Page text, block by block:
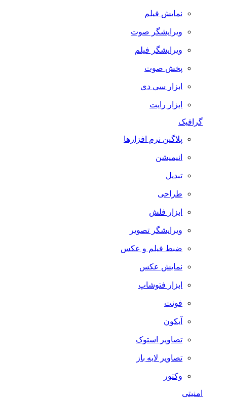
نمایش فیلم
ویرایشگر صوت
ویرایشگر فیلم
پخش صوت
ابزار سی دی
ابزار رایت
گرافیک
پلاگین نرم افزارها
انیمیشن
تبدیل
طراحی
ابزار فلش
ویرایشگر تصویر
ضبط فيلم و عكس
نمایش عکس
ابزار فتوشاپ
فونت
آیکون
تصاویر استوک
تصاویر لایه باز
وکتور
امنیتی